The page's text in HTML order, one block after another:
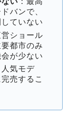
バンで、
ていない
営ショール
都市のみ
が少ない
人気モデ
売するこ